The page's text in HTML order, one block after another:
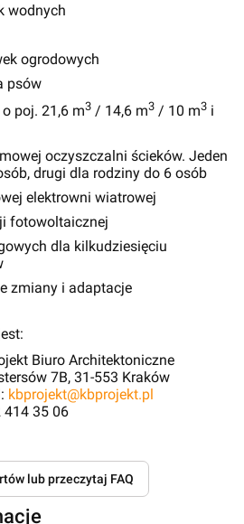
wodnych
ogrodowych
psów
poj. 21,6 m3 / 14,6 m3 / 10 m3 i
oczyszczalni ścieków. Jeden
drugi dla rodziny do 6 osób
elektrowni wiatrowej
fotowoltaicznej
dla kilkudziesięciu
zmiany i adaptacje
Biuro Architektoniczne
7B, 31-553 Kraków
kbprojekt@kbprojekt.pl
414 35 06
lub przeczytaj FAQ